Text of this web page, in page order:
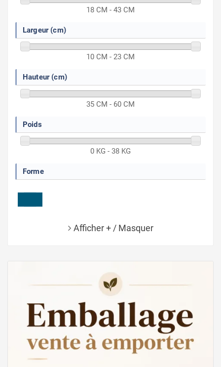
18 CM - 43 CM
Largeur (cm)
10 CM - 23 CM
Hauteur (cm)
35 CM - 60 CM
Poids
0 KG - 38 KG
Forme
Afficher + / Masquer